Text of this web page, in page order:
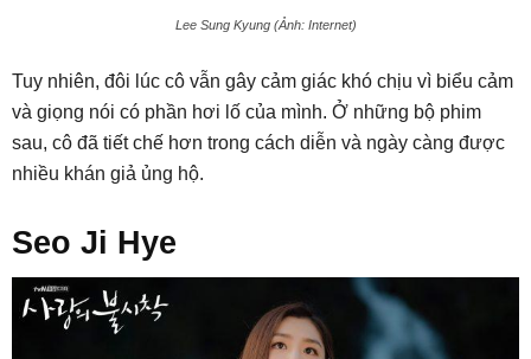
Lee Sung Kyung (Ảnh: Internet)
Tuy nhiên, đôi lúc cô vẫn gây cảm giác khó chịu vì biểu cảm
và giọng nói có phần hơi lố của mình. Ở những bộ phim
sau, cô đã tiết chế hơn trong cách diễn và ngày càng được
nhiều khán giả ủng hộ.
Seo Ji Hye